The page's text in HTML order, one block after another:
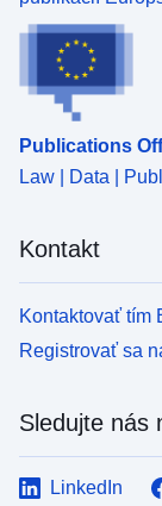
uriRef:
Typ:
Publications
Law | Data |
Kontakt
Kontaktovať tím
Registrovať sa
Sledujte nás
LinkedIn